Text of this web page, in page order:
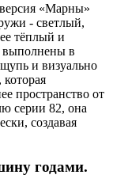
«Марны»
- светлый,
тёплый и
выполнены в
и визуально
пространство от
серии 82, она
создавая
годами.